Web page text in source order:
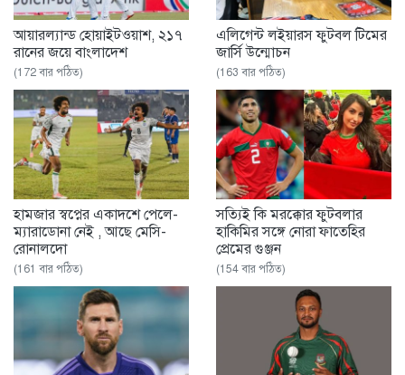
আয়ারল্যান্ড হোয়াইটওয়াশ, ২১৭
রানের জয়ে বাংলাদেশ
(172 বার পঠিত)
এলিগেন্ট লইয়ারস ফুটবল টিমের
জার্সি উন্মোচন
(163 বার পঠিত)
হামজার স্বপ্নের একাদশে পেলে-
ম্যারাডোনা নেই , আছে মেসি-
রোনালদো
(161 বার পঠিত)
সত্যিই কি মরক্কোর ফুটবলার
হাকিমির সঙ্গে নোরা ফাতেহির
প্রেমের গুঞ্জন
(154 বার পঠিত)